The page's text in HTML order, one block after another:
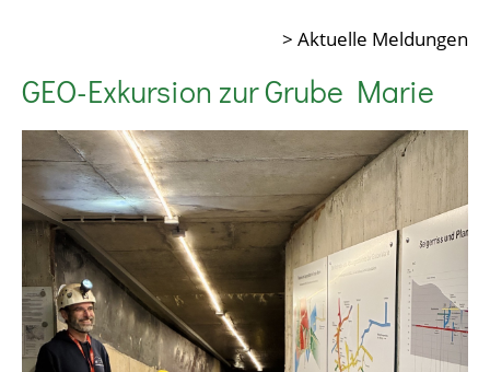
> Aktuelle Meldungen
GEO-Exkursion zur Grube Marie